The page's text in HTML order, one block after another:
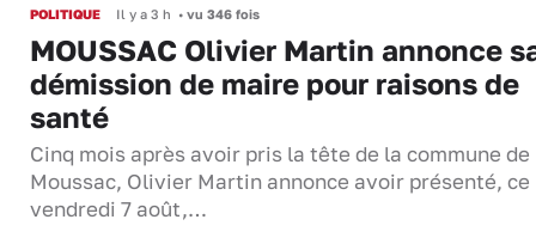
POLITIQUE Il y a 3 h • vu 346 fois
MOUSSAC Olivier Martin annonce
démission de maire pour raisons de
santé
Cinq mois après avoir pris la tête de la commune de
Moussac, Olivier Martin annonce avoir présenté, ce
vendredi 7 août,…